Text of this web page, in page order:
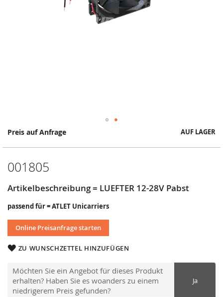
Preis auf Anfrage AUF LAGER
001805
Artikelbeschreibung = LUEFTER 12-28V Pabst
passend für = ATLET Unicarriers
Online Preisanfrage starten
ZU WUNSCHZETTEL HINZUFÜGEN
Möchten Sie ein Angebot für dieses Produkt
erhalten? Haben Sie es woanders zu einem
niedrigerem Preis gefunden?
Ja
Springe
Anfang
Bildergalerie